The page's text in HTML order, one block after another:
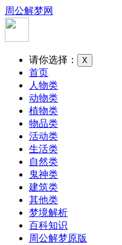
周公解梦网
请你选择： X
首页
人物类
动物类
植物类
物品类
活动类
生活类
自然类
鬼神类
建筑类
其他类
梦境解析
百科知识
周公解梦原版